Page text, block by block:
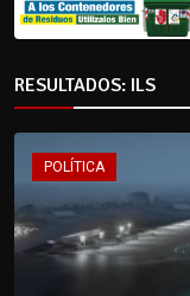
RESULTADOS: ILS
POLÍTICA